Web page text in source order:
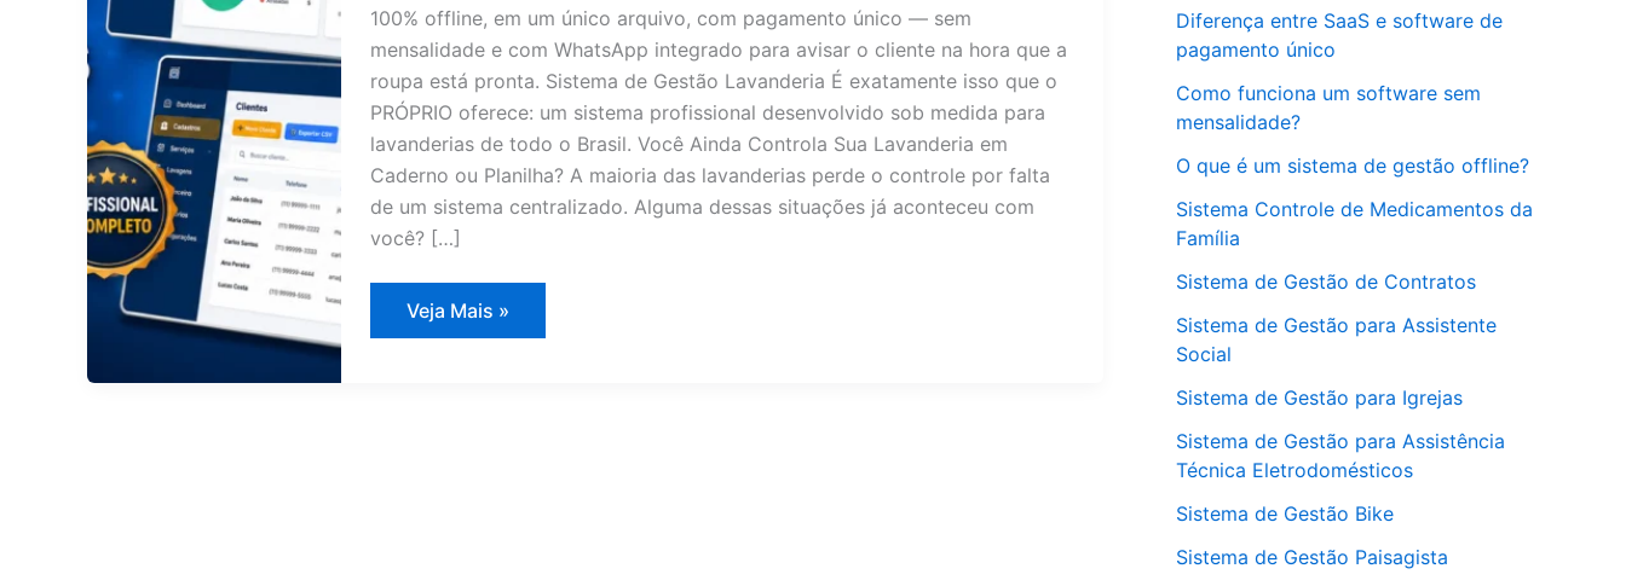
100% offline, em um único arquivo, com pagamento único — sem
mensalidade e com WhatsApp integrado para avisar o cliente na hora que a
roupa está pronta. Sistema de Gestão Lavanderia É exatamente isso que o
PRÓPRIO oferece: um sistema profissional desenvolvido sob medida para
lavanderias de todo o Brasil. Você Ainda Controla Sua Lavanderia em
Caderno ou Planilha? A maioria das lavanderias perde o controle por falta
de um sistema centralizado. Alguma dessas situações já aconteceu com
você? […]
Sistema
Veja Mais »
Diferença entre SaaS e software de
pagamento único
Como funciona um software sem
mensalidade?
O que é um sistema de gestão offline?
Sistema Controle de Medicamentos da
Família
Sistema de Gestão de Contratos
Sistema de Gestão para Assistente
Social
Sistema de Gestão para Igrejas
Sistema de Gestão para Assistência
Técnica Eletrodomésticos
Sistema de Gestão Bike
Sistema de Gestão Paisagista